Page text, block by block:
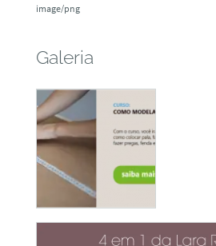
image/png
Galeria